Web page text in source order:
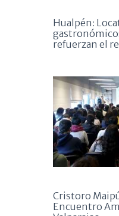
Hualpén:
refuerzan el
Cristoro
Encuentro